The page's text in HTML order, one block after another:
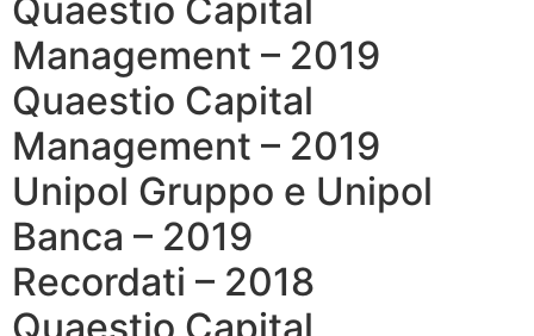
Quaestio Capital
Management – 2019
Quaestio Capital
Management – 2019
Unipol Gruppo e Unipol
Banca – 2019
Recordati – 2018